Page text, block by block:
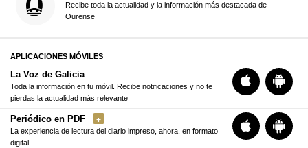
Recibe toda la actualidad y la información más destacada de
Ourense
APLICACIONES MÓVILES
La Voz de Galicia
Toda la información en tu móvil. Recibe notificaciones y no te
pierdas la actualidad más relevante
Periódico en PDF
La experiencia de lectura del diario impreso, ahora, en formato
digital